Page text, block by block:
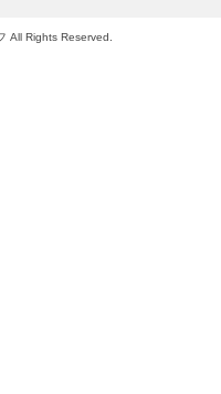
All Rights Reserved.